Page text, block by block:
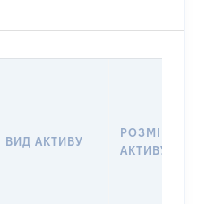
ВИД АКТИВУ
РОЗМІР
АКТИВУ